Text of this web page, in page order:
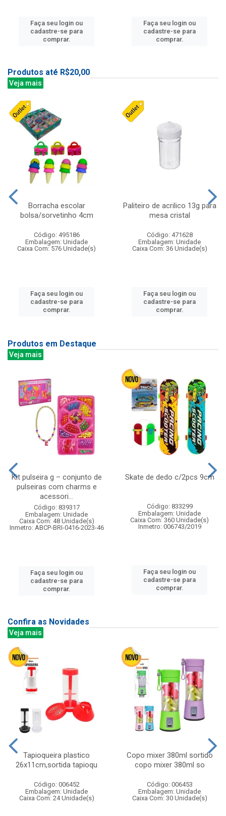
Faça seu login ou
cadastre-se para
comprar.
Faça seu login ou
cadastre-se para
comprar.
Produtos até R$20,00
Veja mais
Borracha escolar
bolsa/sorvetinho 4cm
Código: 495186
Embalagem: Unidade
Caixa Com: 576 Unidade(s)
Faça seu login ou
cadastre-se para
comprar.
Paliteiro de acrilico 13g para
mesa cristal
Código: 471628
Embalagem: Unidade
Caixa Com: 36 Unidade(s)
Faça seu login ou
cadastre-se para
comprar.
Produtos em Destaque
Veja mais
Kit pulseira g – conjunto de
pulseiras com charms e
acessori...
Código: 839317
Embalagem: Unidade
Caixa Com: 48 Unidade(s)
Inmetro: ABCP-BRI-0416-2023-46
Faça seu login ou
cadastre-se para
comprar.
Skate de dedo c/2pcs 9cm
Código: 833299
Embalagem: Unidade
Caixa Com: 360 Unidade(s)
Inmetro: 006743/2019
Faça seu login ou
cadastre-se para
comprar.
Confira as Novidades
Veja mais
Tapioqueira plastico
26x11cm,sortida tapioqu
Código: 006452
Embalagem: Unidade
Caixa Com: 24 Unidade(s)
Copo mixer 380ml sortido
copo mixer 380ml so
Código: 006453
Embalagem: Unidade
Caixa Com: 30 Unidade(s)